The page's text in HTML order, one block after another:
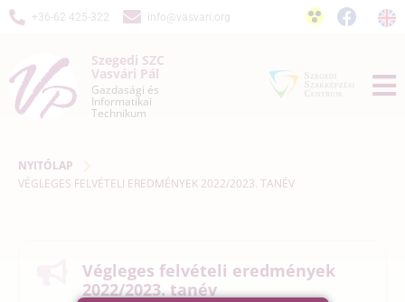
+36-62 425-322 info@vasvari.org
Szegedi SZC
Vasvári Pál
Gazdasági és
Informatikai
Technikum
NYITÓLAP
VÉGLEGES FELVÉTELI EREDMÉNYEK 2022/2023. TANÉV
Végleges felvételi eredmények
2022/2023. tanév